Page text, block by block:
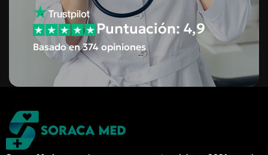
Puntuación: 4,9
Basado en 374 opiniones